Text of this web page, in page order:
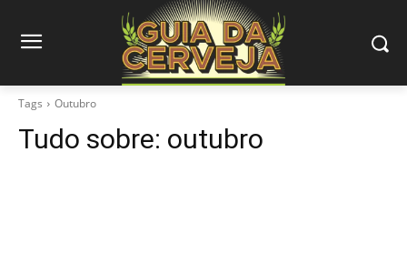
Tags Outubro
Tudo sobre: outubro